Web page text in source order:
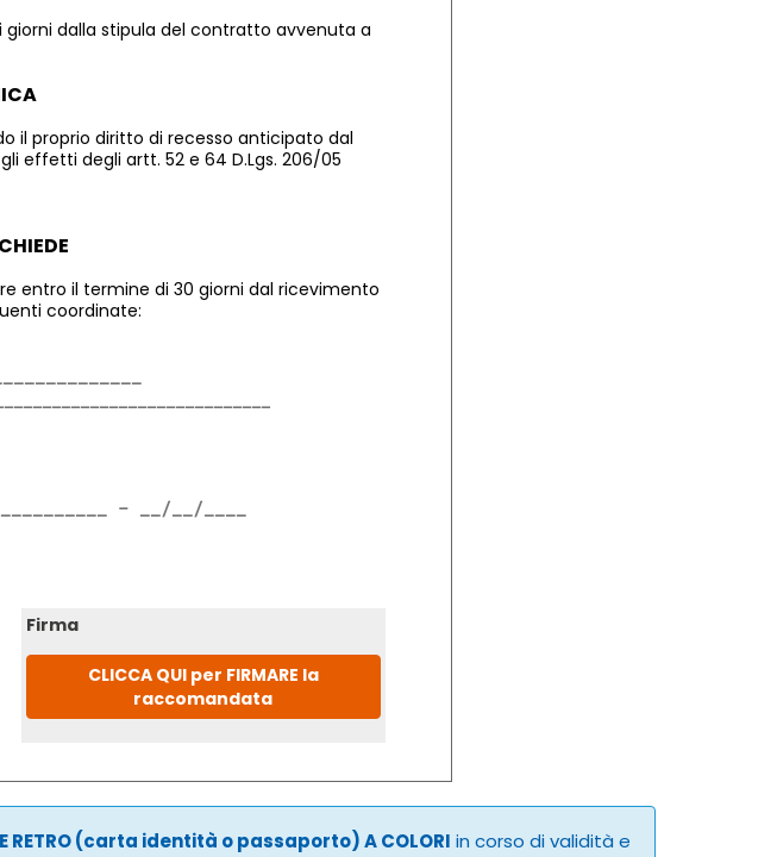
dalla stipula del contratto avvenuta a
il proprio diritto di recesso anticipato dal
effetti degli artt. 52 e 64 D.Lgs. 206/05
entro il termine di 30 giorni dal ricevimento
coordinate:
Firma
CLICCA QUI per FIRMARE la
raccomandata
(carta identità o passaporto) A COLORI in corso di validità e